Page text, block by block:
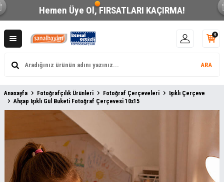
Hemen Üye Ol,FIRSATLARI KAÇIRMA!
ARA
0
Anasayfa Fotoğrafçılık Ürünleri Fotoğraf Çerçeveleri
Işıklı Çerçeve
Ahşap Işıklı Gül Buketi Fotoğraf Çerçevesi 10x15